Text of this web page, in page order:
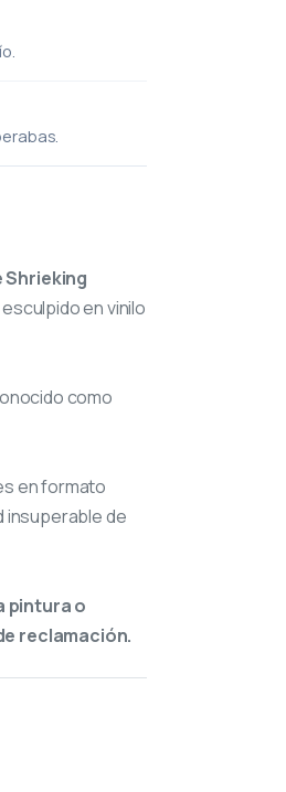
Shrieking
en vinilo
como
en formato
insuperable de
pintura o
reclamación.